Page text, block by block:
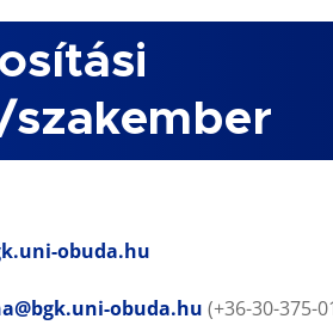
obuda.hu
obuda.hu (+36-30-375-